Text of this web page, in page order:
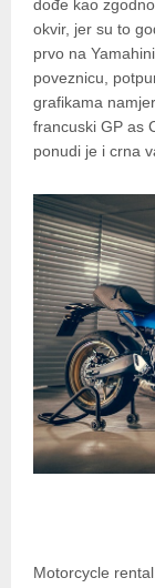
dođe kao
okvir, jer su to
prvo na
poveznicu,
grafikama
francuski GP as
ponudi je i crna
Motorcycle